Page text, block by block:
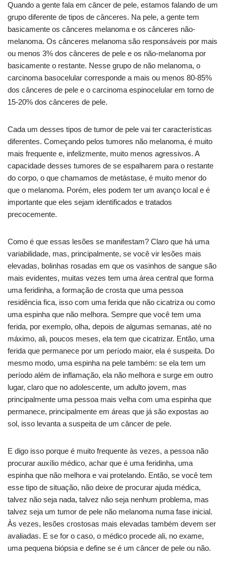
Quando a gente fala em câncer de pele, estamos falando de um
grupo diferente de tipos de cânceres. Na pele, a gente tem
basicamente os cânceres melanoma e os cânceres não-
melanoma. Os cânceres melanoma são responsáveis por mais
ou menos 3% dos cânceres de pele e os não-melanoma por
basicamente o restante. Nesse grupo de não melanoma, o
carcinoma basocelular corresponde a mais ou menos 80-85%
dos cânceres de pele e o carcinoma espinocelular em torno de
15-20% dos cânceres de pele.
Cada um desses tipos de tumor de pele vai ter características
diferentes. Começando pelos tumores não melanoma, é muito
mais frequente e, infelizmente, muito menos agressivos. A
capacidade desses tumores de se espalharem para o restante
do corpo, o que chamamos de metástase, é muito menor do
que o melanoma. Porém, eles podem ter um avanço local e é
importante que eles sejam identificados e tratados
precocemente.
Como é que essas lesões se manifestam? Claro que há uma
variabilidade, mas, principalmente, se você vir lesões mais
elevadas, bolinhas rosadas em que os vasinhos de sangue são
mais evidentes, muitas vezes tem uma área central que forma
uma feridinha, a formação de crosta que uma pessoa
residência fica, isso com uma ferida que não cicatriza ou como
uma espinha que não melhora. Sempre que você tem uma
ferida, por exemplo, olha, depois de algumas semanas, até no
máximo, ali, poucos meses, ela tem que cicatrizar. Então, uma
ferida que permanece por um período maior, ela é suspeita. Do
mesmo modo, uma espinha na pele também: se ela tem um
período além de inflamação, ela não melhora e surge em outro
lugar, claro que no adolescente, um adulto jovem, mas
principalmente uma pessoa mais velha com uma espinha que
permanece, principalmente em áreas que já são expostas ao
sol, isso levanta a suspeita de um câncer de pele.
E digo isso porque é muito frequente às vezes, a pessoa não
procurar auxílio médico, achar que é uma feridinha, uma
espinha que não melhora e vai protelando. Então, se você tem
esse tipo de situação, não deixe de procurar ajuda médica,
talvez não seja nada, talvez não seja nenhum problema, mas
talvez seja um tumor de pele não melanoma numa fase inicial.
Às vezes, lesões crostosas mais elevadas também devem ser
avaliadas. E se for o caso, o médico procede ali, no exame,
uma pequena biópsia e define se é um câncer de pele ou não.